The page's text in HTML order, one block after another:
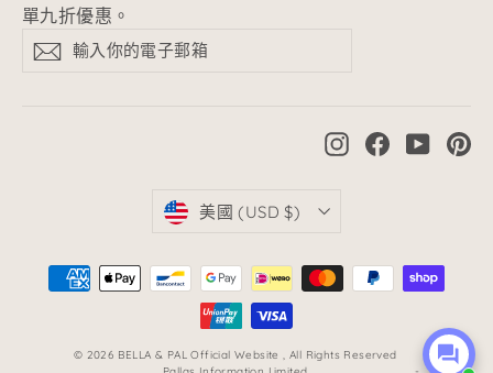
單九折優惠。
入
閱
訂
InstagramFacebook
貨
幣
美國 (USD $)
© 2026 BELLA & PAL Official Website , All Rights Reserved